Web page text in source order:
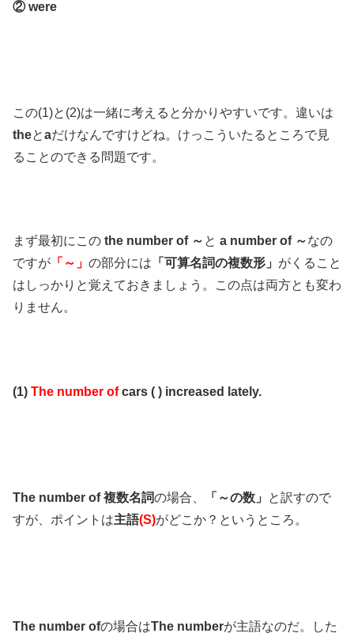
② were
この(1)と(2)は一緒に考えると分かりやすいです。違いは
theとaだけなんですけどね。けっこういたるところで見
ることのできる問題です。
まず最初にこの the number of ～ と a number of ～なの
ですが 「～」 の部分には 「可算名詞の複数形」 がくること
はしっかりと覚えておきましょう。この点は両方とも変わ
りません。
(1) The number ofcars ( ) increased lately.
The number of 複数名詞の場合、 「～の数」
と訳すので
すが、ポイントは主語(S)がどこか？というところ。
The number ofの場合はThe numberが主語なのだ。した